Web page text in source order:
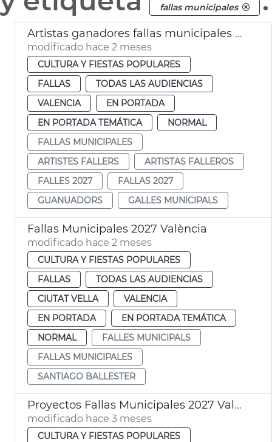
fallas municipales
Artistas ganadores fallas municipales 2027
modificado hace 2 meses
CULTURA Y FIESTAS POPULARES
FALLAS
TODAS LAS AUDIENCIAS
VALENCIA
EN PORTADA
EN PORTADA TEMÁTICA
NORMAL
FALLAS MUNICIPALES
ARTISTES FALLERS
ARTISTAS FALLEROS
FALLES 2027
FALLAS 2027
GUANUADORS
GALLES MUNICIPALS
Fallas Municipales 2027 València
modificado hace 2 meses
CULTURA Y FIESTAS POPULARES
FALLAS
TODAS LAS AUDIENCIAS
CIUTAT VELLA
VALENCIA
EN PORTADA
EN PORTADA TEMÁTICA
NORMAL
FALLES MUNICIPALS
FALLAS MUNICIPALES
SANTIAGO BALLESTER
Proyectos Fallas Municipales 2027 València
modificado hace 3 meses
CULTURA Y FIESTAS POPULARES